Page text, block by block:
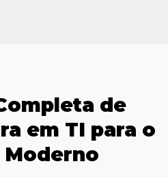
de
em TI para o